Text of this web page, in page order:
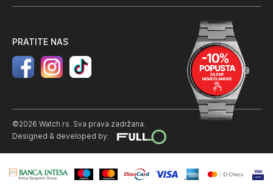
PRATITE NAS
©2026 Watch.rs. Sva prava zadržana.
Designed & developed by: